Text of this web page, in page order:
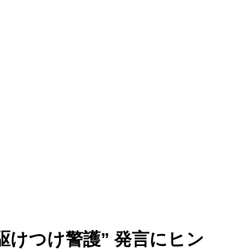
けつけ警護” 発言にヒン